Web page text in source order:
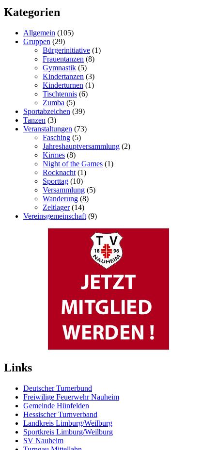
Kategorien
Allgemein (105)
Gruppen (29)
Bürgerinitiative (1)
Frauentanzen (8)
Gymnastik (5)
Kindertanzen (3)
Kinderturnen (1)
Tischtennis (6)
Zumba (5)
Sportabzeichen (39)
Tanzen (3)
Veranstaltungen (73)
Fasching (5)
Jahreshauptversammlung (2)
Kirmes (8)
Night of the Games (1)
Rocknacht (1)
Sporttag (10)
Versammlung (5)
Wanderung (8)
Zeltlager(14)
Vereinsgemeinschaft (9)
Links
Deutscher Turnerbund
Freiwilige Feuerwehr Nauheim
Gemeinde Hünfelden
Hessischer Turnverband
Landkreis Limburg/Weilburg
Sportkreis Limburg/Weilburg
SV Nauheim